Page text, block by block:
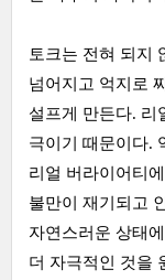
토크는 전혀 되지
넘어지고 억지로
설프게 만든다. 리
극이기 때문이다.
리얼 버라이어티
불만이 재기되고
자연스러운 상태
더 자극적인 것을